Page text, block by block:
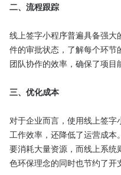
二、流程跟踪
线上签字小程序普遍具备强
件的审批状态，了解每个环节
团队协作的效率，确保了项目
三、优化成本
对于企业而言，使用线上签字
工作效率，还降低了运营成
要消耗大量资源，而线上系
色环保理念的同时也节约了开